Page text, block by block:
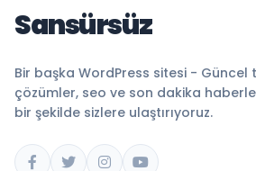
Sansürsüz
Bir başka WordPress sitesi - Güncel
çözümler, seo ve son dakika
bir şekilde sizlere ulaştırıyoruz.